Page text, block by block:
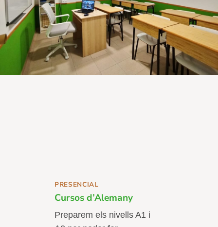
PRESENCIAL
Cursos d’Alemany
Preparem els nivells A1 i